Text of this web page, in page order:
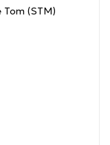
Tom (STM)